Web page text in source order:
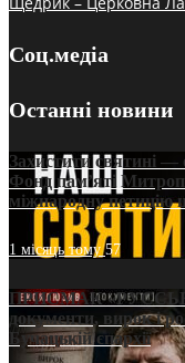
Соц.медіа
Останні новини
Захистити святині —
Фонд пам’яті
міжнародну
1 місяць тому57
ПРИСМАК
документи, вирок і
Бучацькій єпархії